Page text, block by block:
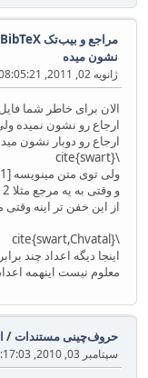
مراجع و بیب‌تک BibTeX
نشون میده
ژانویه 02, 2011, 08:05:21 بعد از ظهر
الان برای خاطر شما
ارجاع رو نشون نمیده
ارجاع رو دوبار نشون
\cite{swart}
ولی توی متن مینویسه [1,1]
و وقتی به یه مرجع مثلا 12 امی ارجاع میدم مینویسه [12,12]
از این خفن تر اینه وقتی
\cite{swart,Chvatal}
معلوم نیست اینهمه
حروف‌چینی مستندات/
سپتامبر 03, 2010, 06:17:03 بعد از ظهر